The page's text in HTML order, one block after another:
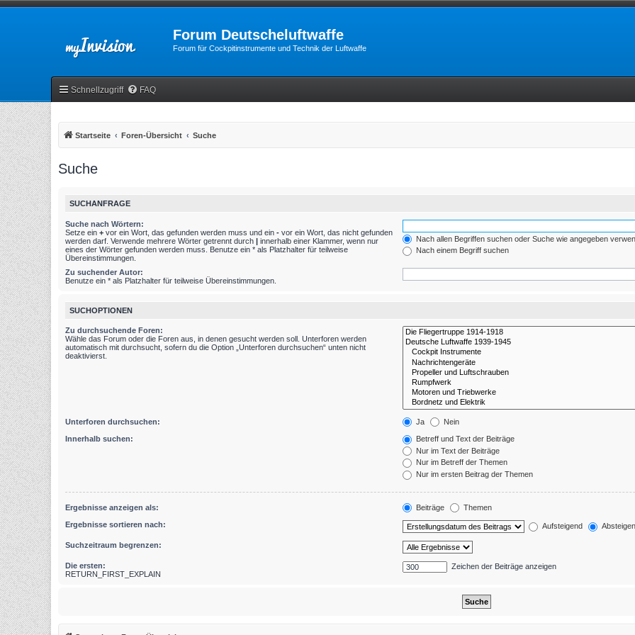
Forum Deutscheluftwaffe
Forum für Cockpitinstrumente und Technik der Luftwaffe
Schnellzugriff FAQ
Startseite Foren-Übersicht Suche
Suche
SUCHANFRAGE
Suche nach Wörtern:
Setze ein + vor ein Wort, das gefunden werden muss und ein - vor ein Wort, das nicht gefunden
werden darf. Verwende mehrere Wörter getrennt durch | innerhalb einer Klammer, wenn nur
eines der Wörter gefunden werden muss. Benutze ein * als Platzhalter für teilweise
Übereinstimmungen.
Nach allen Begriffen suchen oder Suche wie angegeben
Nach einem Begriff suchen
Zu suchender Autor:
Benutze ein * als Platzhalter für teilweise Übereinstimmungen.
SUCHOPTIONEN
Zu durchsuchende Foren:
Wähle das Forum oder die Foren aus, in denen gesucht werden soll. Unterforen werden
automatisch mit durchsucht, sofern du die Option „Unterforen durchsuchen“ unten nicht
deaktivierst.
Unterforen durchsuchen: Ja Nein
Innerhalb suchen:
Betreff und Text der Beiträge
Nur im Text der Beiträge
Nur im Betreff der Themen
Nur im ersten Beitrag der Themen
Ergebnisse anzeigen als: Beiträge Themen
Ergebnisse sortieren nach: Aufsteigend
Suchzeitraum begrenzen:
Die ersten:
RETURN_FIRST_EXPLAIN
Zeichen der Beiträge anzeigen